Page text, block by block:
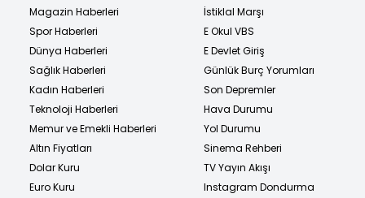
Magazin Haberleri
Spor Haberleri
Dünya Haberleri
Sağlık Haberleri
Kadın Haberleri
Teknoloji Haberleri
Memur ve Emekli Haberleri
Altın Fiyatları
Dolar Kuru
Euro Kuru
İstiklal Marşı
E Okul VBS
E Devlet Giriş
Günlük Burç Yorumları
Son Depremler
Hava Durumu
Yol Durumu
Sinema Rehberi
TV Yayın Akışı
Instagram Dondurma